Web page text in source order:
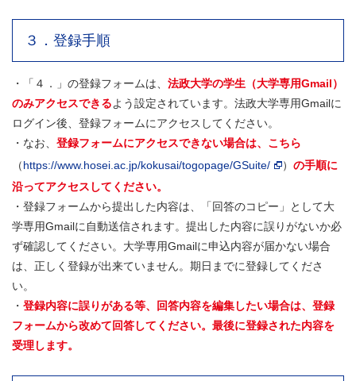
３．登録手順
・「４．」の登録フォームは、 法政大学の学生（大学専用Gmail）
のみアクセスできるよう設定されています。法政大学専用Gmailに
ログイン後、登録フォームにアクセスしてください。
・なお、 登録フォームにアクセスできない場合は、こちら
（https://www.hosei.ac.jp/kokusai/togopage/GSuite/ ） の手順に
沿ってアクセスしてください。
・登録フォームから提出した内容は、「回答のコピー」として大
学専用Gmailに自動送信されます。提出した内容に誤りがないか必
ず確認してください。大学専用Gmailに申込内容が届かない場合
は、正しく登録が出来ていません。期日までに登録してくださ
い。
・ 登録内容に誤りがある等、回答内容を編集したい場合は、登録
フォームから改めて回答してください。最後に登録された内容を
受理します。